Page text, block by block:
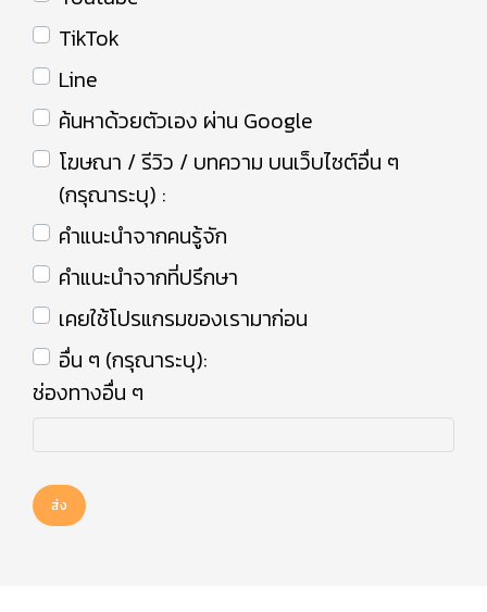
TikTok
Line
ค้นหาด้วยตัวเอง ผ่าน Google
โฆษณา / รีวิว / บทความ บนเว็บไซต์อื่น ๆ
(กรุณาระบุ) :
คำแนะนำจากคนรู้จัก
คำแนะนำจากที่ปรึกษา
เคยใช้โปรแกรมของเรามาก่อน
อื่น ๆ (กรุณาระบุ):
ช่องทางอื่น ๆ
ส่ง